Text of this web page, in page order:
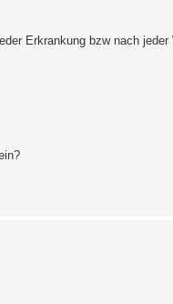
Erkrankung bzw nach